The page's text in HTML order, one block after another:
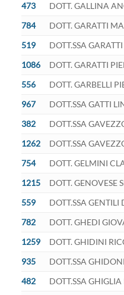
473
DOTT. GALLINA
784
DOTT. GARATTI
519
DOTT.SSA
1086
DOTT. GARATTI
556
DOTT. GARBELLI
967
DOTT.SSA GATTI
382
DOTT.SSA
1262
DOTT.SSA
754
DOTT. GELMINI
1215
DOTT. GENOVESE
559
DOTT.SSA GENTILI
782
DOTT. GHEDI
1259
DOTT. GHIDINI
935
DOTT.SSA
482
DOTT.SSA